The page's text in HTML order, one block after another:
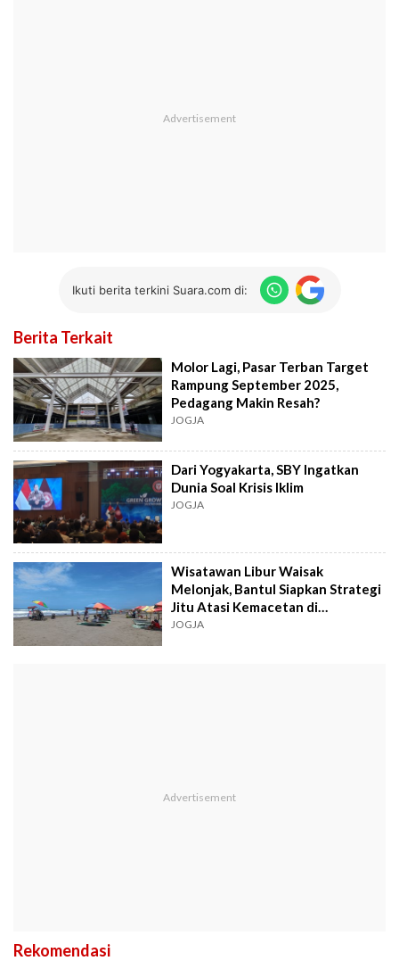
Ikuti berita terkini Suara.com di:
Berita Terkait
Molor Lagi, Pasar Terban Target
Rampung September 2025,
Pedagang Makin Resah?
JOGJA
Dari Yogyakarta, SBY Ingatkan
Dunia Soal Krisis Iklim
JOGJA
Wisatawan Libur Waisak
Melonjak, Bantul Siapkan Strategi
Jitu Atasi Kemacetan di
Parangtritis
JOGJA
Rekomendasi